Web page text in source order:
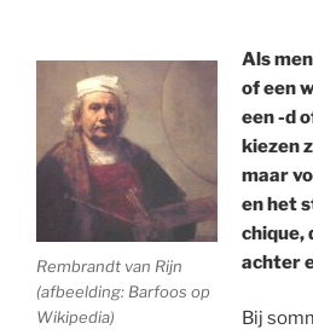
Rembrandt van Rijn
(afbeelding: Barfoos op
Wikipedia)
Als
of een
een -d
kiezen
maar
en het
chique,
achter
Bij